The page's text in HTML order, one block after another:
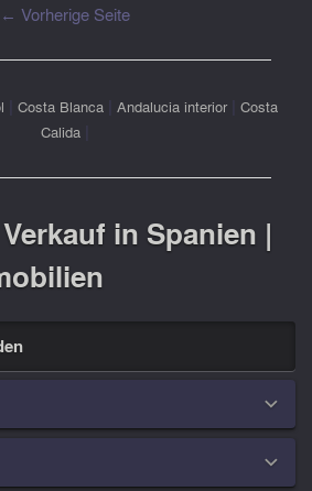
← Vorherige Seite
Costa Blanca| Andalucia interior|
Costa
Calida
in Spanien |

